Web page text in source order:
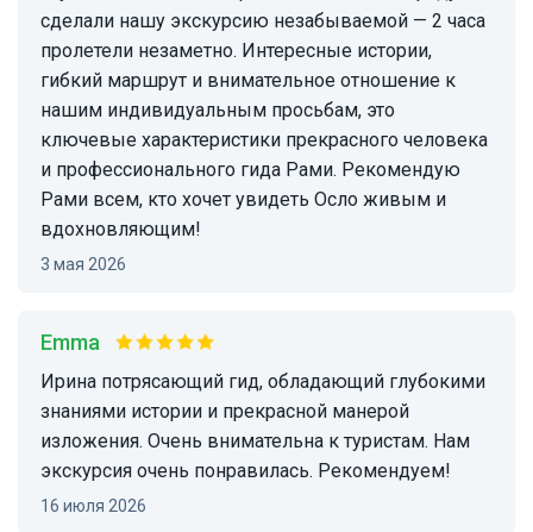
сделали нашу экскурсию незабываемой — 2 часа
пролетели незаметно. Интересные истории,
гибкий маршрут и внимательное отношение к
нашим индивидуальным просьбам, это
ключевые характеристики прекрасного человека
и профессионального гида Рами. Рекомендую
Рами всем, кто хочет увидеть Осло живым и
вдохновляющим!
3 мая 2026
Emma
Ирина потрясающий гид, обладающий глубокими
знаниями истории и прекрасной манерой
изложения. Очень внимательна к туристам. Нам
экскурсия очень понравилась. Рекомендуем!
16 июля 2026